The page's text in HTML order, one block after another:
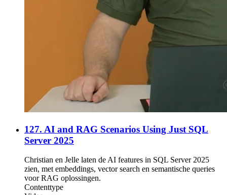
127. AI and RAG Scenarios Using Just SQL
Server 2025
Christian en Jelle laten de AI features in SQL Server 2025
zien, met embeddings, vector search en semantische queries
voor RAG oplossingen.
Contenttype